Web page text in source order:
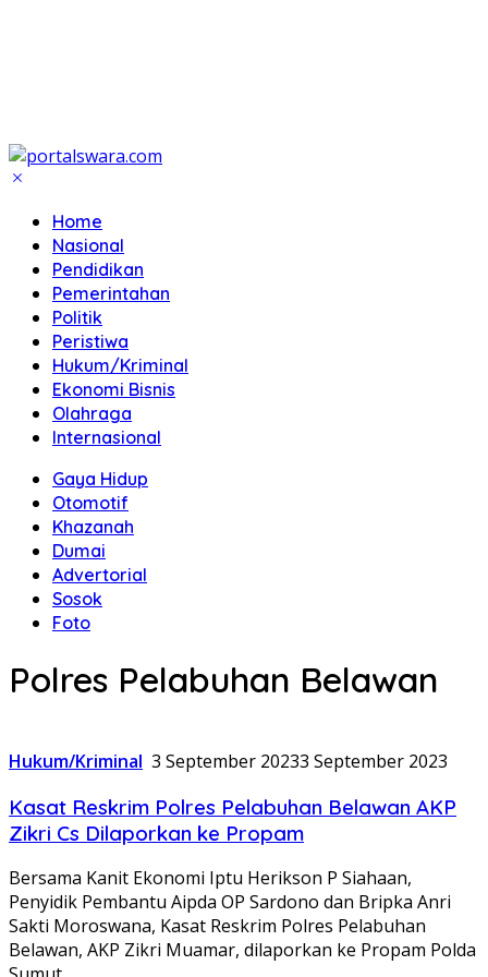
Home
Nasional
Pendidikan
Pemerintahan
Politik
Peristiwa
Hukum/Kriminal
Ekonomi Bisnis
Olahraga
Internasional
Gaya Hidup
Otomotif
Khazanah
Dumai
Advertorial
Sosok
Foto
Polres Pelabuhan Belawan
Hukum/Kriminal 3 September 20233 September 2023
Kasat Reskrim Polres Pelabuhan Belawan AKP
Zikri Cs Dilaporkan ke Propam
Bersama Kanit Ekonomi Iptu Herikson P Siahaan,
Penyidik Pembantu Aipda OP Sardono dan Bripka Anri
Sakti Moroswana, Kasat Reskrim Polres Pelabuhan
Belawan, AKP Zikri Muamar, dilaporkan ke Propam Polda